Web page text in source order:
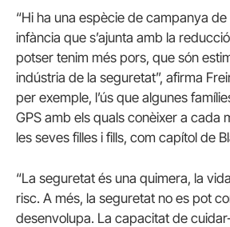
“Hi ha una espècie de campanya
infància que s’ajunta amb la
potser tenim més pors, que són
indústria de la seguretat”, afirma
per exemple, l’ús que algunes
GPS amb els quals conèixer a cada
les seves filles i fills, com capítol de
“La seguretat és una quimera, la
risc. A més, la seguretat no es pot
desenvolupa. La capacitat de